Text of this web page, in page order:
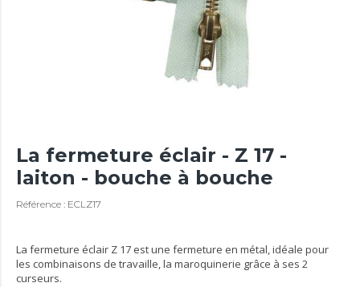
La fermeture éclair - Z 17 -
laiton - bouche à bouche
Référence : ECLZ17
La fermeture éclair Z 17 est une fermeture en métal, idéale pour
les combinaisons de travaille, la maroquinerie grâce à ses 2
curseurs.